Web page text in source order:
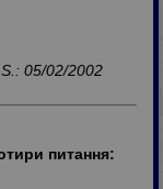
05/02/2002
питання: